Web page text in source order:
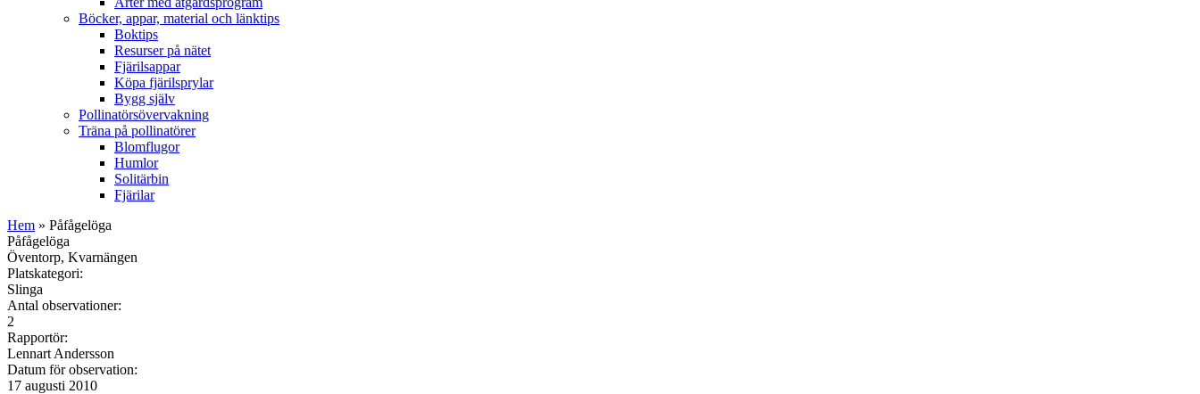
Böcker, appar, material och länktips
Boktips
Resurser på nätet
Fjärilsappar
Köpa fjärilsprylar
Bygg själv
Pollinatörsövervakning
Träna på pollinatörer
Blomflugor
Humlor
Solitärbin
Fjärilar
Hem » Påfågelöga
Påfågelöga
Öventorp, Kvarnängen
Platskategori:
Slinga
Antal observationer:
2
Rapportör:
Lennart Andersson
Datum för observation:
17 augusti 2010